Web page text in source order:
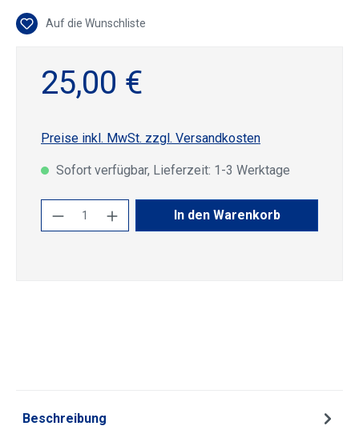
Auf die Wunschliste
25,00 €
Preise inkl. MwSt. zzgl. Versandkosten
Sofort verfügbar, Lieferzeit: 1-3 Werktage
Produkt Anzahl: Gib den gewünschten
In den Warenkorb
Beschreibung